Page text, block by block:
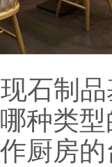
制品
种类
厨房